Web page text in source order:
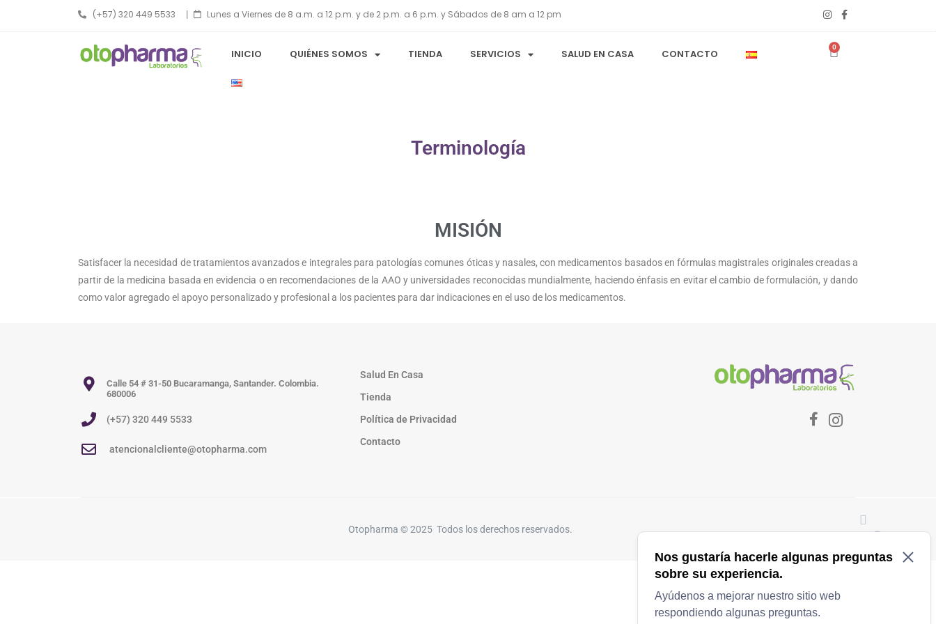
(+57) 320 449 5533 | Lunes a Viernes de 8 a.m. a 12 p.m. y de 2 p.m. a 6 p.m. y Sábados de 8 am a 12 pm
INICIO QUIÉNES SOMOS TIENDA SERVICIOS SALUD EN CASA CONTACTO
0
Terminología
MISIÓN
Satisfacer la necesidad de tratamientos avanzados e integrales para patologías comunes óticas y nasales, con medicamentos basados en fórmulas magistrales originales creadas a
partir de la medicina basada en evidencia o en recomendaciones de la AAO y universidades reconocidas mundialmente, haciendo énfasis en evitar el cambio de formulación, y dando
como valor agregado el apoyo personalizado y profesional a los pacientes para dar indicaciones en el uso de los medicamentos.
Calle 54 # 31-50 Bucaramanga, Santander. Colombia.
680006
(+57) 320 449 5533
atencionalcliente@otopharma.com
Salud En Casa
Tienda
Política de Privacidad
Contacto
Otopharma © 2025 Todos los derechos reservados.